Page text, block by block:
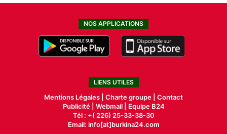
NOS APPLICATIONS
LIENS UTILES
Mentions Légales | Charte groupe | Contact
Publicité| Webmail |
Equipe B24
Tél : +( 226) 25-33-38-30
Email: info[at]burkina24.com